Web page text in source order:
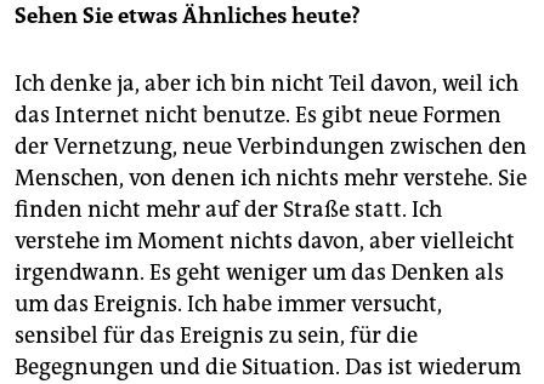
Sehen Sie etwas Ähnliches heute?
Ich denke ja, aber ich bin nicht Teil davon, weil ich
das Internet nicht benutze. Es gibt neue Formen
der Vernetzung, neue Verbindungen zwischen den
Menschen, von denen ich nichts mehr verstehe. Sie
finden nicht mehr auf der Straße statt. Ich
verstehe im Moment nichts davon, aber vielleicht
irgendwann. Es geht weniger um das Denken als
um das Ereignis. Ich habe immer versucht,
sensibel für das Ereignis zu sein, für die
Begegnungen und die Situation. Das ist wiederum